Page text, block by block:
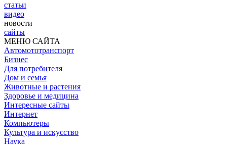
статьи
видео
новости
сайты
МЕНЮ САЙТА
Автомототранспорт
Бизнес
Для потребителя
Дом и семья
Животные и растения
Здоровье и медицина
Интересные сайты
Интернет
Компьютеры
Культура и искусство
Наука